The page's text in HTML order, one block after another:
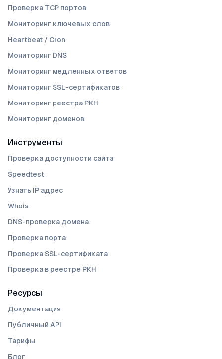
Проверка TCP портов
Мониторинг ключевых слов
Heartbeat / Cron
Мониторинг DNS
Мониторинг медленных ответов
Мониторинг SSL-сертификатов
Мониторинг реестра РКН
Мониторинг доменов
Инструменты
Проверка доступности сайта
Speedtest
Узнать IP адрес
Whois
DNS-проверка домена
Проверка порта
Проверка SSL-сертификата
Проверка в реестре РКН
Ресурсы
Документация
Публичный API
Тарифы
Блог